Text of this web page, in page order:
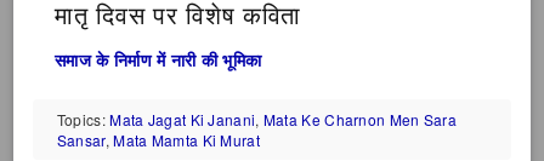
मातृ दिवस पर विशेष कविता
समाज के निर्माण में नारी की भूमिका
Topics:Mata Jagat Ki Janani, Mata Ke Charnon Men Sara
Sansar,Mata Mamta Ki Murat